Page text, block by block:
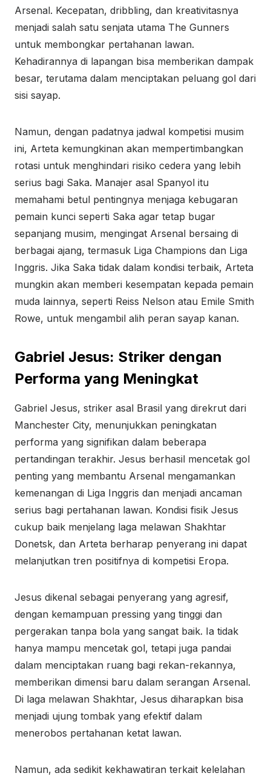
Arsenal. Kecepatan, dribbling, dan kreativitasnya
menjadi salah satu senjata utama The Gunners
untuk membongkar pertahanan lawan.
Kehadirannya di lapangan bisa memberikan dampak
besar, terutama dalam menciptakan peluang gol dari
sisi sayap.
Namun, dengan padatnya jadwal kompetisi musim
ini, Arteta kemungkinan akan mempertimbangkan
rotasi untuk menghindari risiko cedera yang lebih
serius bagi Saka. Manajer asal Spanyol itu
memahami betul pentingnya menjaga kebugaran
pemain kunci seperti Saka agar tetap bugar
sepanjang musim, mengingat Arsenal bersaing di
berbagai ajang, termasuk Liga Champions dan Liga
Inggris. Jika Saka tidak dalam kondisi terbaik, Arteta
mungkin akan memberi kesempatan kepada pemain
muda lainnya, seperti Reiss Nelson atau Emile Smith
Rowe, untuk mengambil alih peran sayap kanan.
Gabriel Jesus: Striker dengan
Performa yang Meningkat
Gabriel Jesus, striker asal Brasil yang direkrut dari
Manchester City, menunjukkan peningkatan
performa yang signifikan dalam beberapa
pertandingan terakhir. Jesus berhasil mencetak gol
penting yang membantu Arsenal mengamankan
kemenangan di Liga Inggris dan menjadi ancaman
serius bagi pertahanan lawan. Kondisi fisik Jesus
cukup baik menjelang laga melawan Shakhtar
Donetsk, dan Arteta berharap penyerang ini dapat
melanjutkan tren positifnya di kompetisi Eropa.
Jesus dikenal sebagai penyerang yang agresif,
dengan kemampuan pressing yang tinggi dan
pergerakan tanpa bola yang sangat baik. Ia tidak
hanya mampu mencetak gol, tetapi juga pandai
dalam menciptakan ruang bagi rekan-rekannya,
memberikan dimensi baru dalam serangan Arsenal.
Di laga melawan Shakhtar, Jesus diharapkan bisa
menjadi ujung tombak yang efektif dalam
menerobos pertahanan ketat lawan.
Namun, ada sedikit kekhawatiran terkait kelelahan